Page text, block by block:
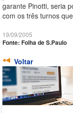
garante Pinotti, seria
com os três turnos
19/09/2005
Fonte: Folha de S.Paulo
Voltar